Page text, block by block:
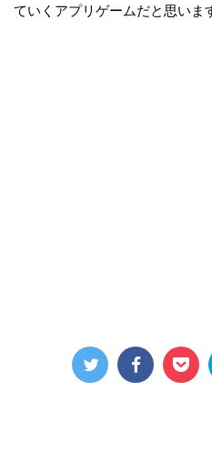
ていくアプリゲームだと思いま